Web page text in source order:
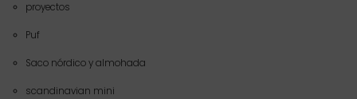
proyectos
Puf
Saco nórdico y almohada
scandinavian mini